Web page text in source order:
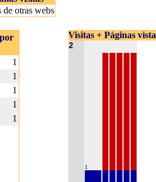
de otras webs
1
1
1
1
1
Visitas + Páginas
2
1